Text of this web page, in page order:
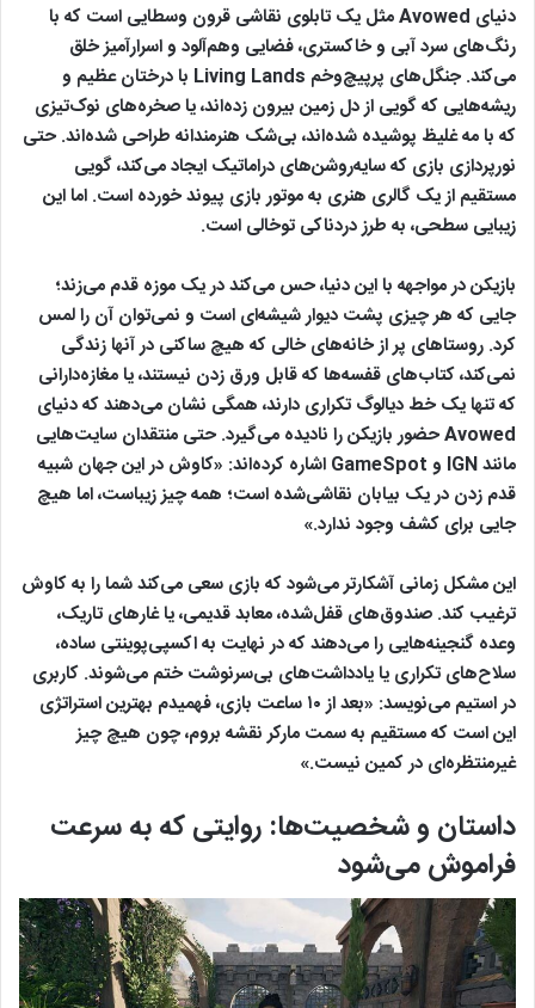
دنیای Avowed مثل یک تابلوی نقاشی قرون وسطایی است که با
رنگ‌های سرد آبی و خاکستری، فضایی وهم‌آلود و اسرارآمیز خلق
می‌کند. جنگل‌های پرپیچ‌وخم Living Lands با درختان عظیم و
ریشه‌هایی که گویی از دل زمین بیرون زده‌اند، یا صخره‌های نوک‌تیزی
که با مه غلیظ پوشیده شده‌اند، بی‌شک هنرمندانه طراحی شده‌اند. حتی
نورپردازی بازی که سایه‌روشن‌های دراماتیک ایجاد می‌کند، گویی
مستقیم از یک گالری هنری به موتور بازی پیوند خورده است. اما این
زیبایی سطحی، به طرز دردناکی توخالی است.
بازیکن در مواجهه با این دنیا، حس می‌کند در یک موزه قدم می‌زند؛
جایی که هر چیزی پشت دیوار شیشه‌ای است و نمی‌توان آن را لمس
کرد. روستاهای پر از خانه‌های خالی که هیچ ساکنی در آنها زندگی
نمی‌کند، کتاب‌های قفسه‌ها که قابل ورق زدن نیستند، یا مغازه‌دارانی
که تنها یک خط دیالوگ تکراری دارند، همگی نشان می‌دهند که دنیای
Avowed حضور بازیکن را نادیده می‌گیرد. حتی منتقدان سایت‌هایی
مانند IGN و GameSpot اشاره کرده‌اند: «کاوش در این جهان شبیه
قدم زدن در یک بیابان نقاشی‌شده است؛ همه چیز زیباست، اما هیچ
جایی برای کشف وجود ندارد.»
این مشکل زمانی آشکارتر می‌شود که بازی سعی می‌کند شما را به کاوش
ترغیب کند. صندوق‌های قفل‌شده، معابد قدیمی، یا غارهای تاریک،
وعده گنجینه‌هایی را می‌دهند که در نهایت به اکسپی‌پوینتی ساده،
سلاح‌های تکراری یا یادداشت‌های بی‌سرنوشت ختم می‌شوند. کاربری
در استیم می‌نویسد: «بعد از ۱۰ ساعت بازی، فهمیدم بهترین استراتژی
این است که مستقیم به سمت مارکر نقشه بروم، چون هیچ چیز
غیرمنتظره‌ای در کمین نیست.»
داستان و شخصیت‌ها: روایتی که به سرعت
فراموش می‌شود